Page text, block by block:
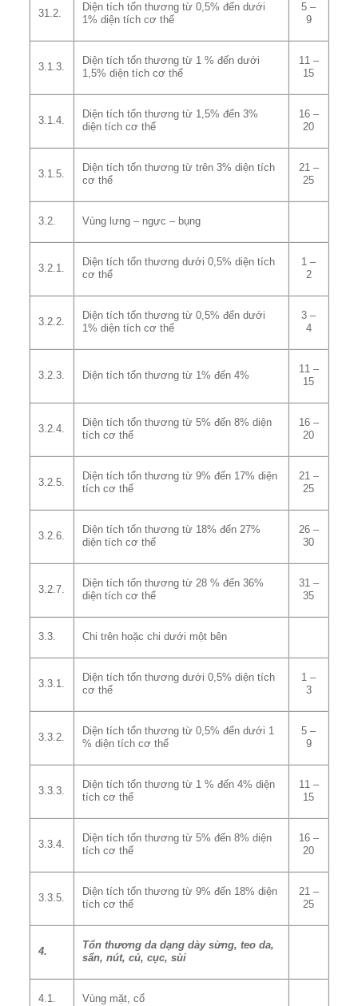
31.2.
Diện tích tổn thương từ 0,5% đến dưới
1% diện tích cơ thể
5 –
9
3.1.3.
Diện tích tổn thương từ 1 % đến dưới
1,5% diện tích cơ thể
11 –
15
3.1.4.
Diện tích tổn thương từ 1,5% đến 3%
diện tích cơ thể
16 –
20
3.1.5.
Diện tích tổn thương từ trên 3% diện tích
cơ thể
21 –
25
3.2. Vùng lưng – ngực – bụng
3.2.1.
Diện tích tổn thương dưới 0,5% diện tích
cơ thể
1 –
2
3.2.2.
Diện tích tổn thương từ 0,5% đến dưới
1% diện tích cơ thể
3 –
4
3.2.3. Diện tích tổn thương từ 1% đến 4%
11 –
15
3.2.4.
Diện tích tổn thương từ 5% đến 8% diện
tích cơ thể
16 –
20
3.2.5.
Diện tích tổn thương từ 9% đến 17% diện
tích cơ thể
21 –
25
3.2.6.
Diện tích tổn thương từ 18% đến 27%
diện tích cơ thể
26 –
30
3.2.7.
Diện tích tổn thương từ 28 % đến 36%
diện tích cơ thể
31 –
35
3.3. Chi trên hoặc chi dưới một bên
3.3.1.
Diện tích tổn thương dưới 0,5% diện tích
cơ thể
1 –
3
3.3.2.
Diện tích tổn thương từ 0,5% đến dưới 1
% diện tích cơ thể
5 –
9
3.3.3.
Diện tích tổn thương từ 1 % đến 4% diện
tích cơ thể
11 –
15
3.3.4.
Diện tích tổn thương từ 5% đến 8% diện
tích cơ thể
16 –
20
3.3.5.
Diện tích tổn thương từ 9% đến 18% diện
tích cơ thể
21 –
25
4.
Tổn thương da dạng dày sừng, teo da,
sẩn, nút, củ, cục, sùi
4.1. Vùng mặt, cổ